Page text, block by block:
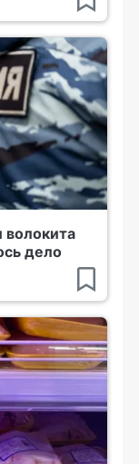
дело